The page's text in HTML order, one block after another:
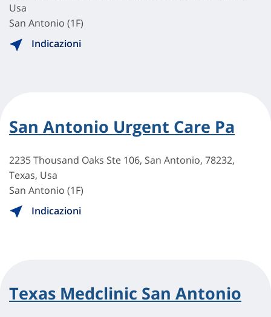
Usa
San Antonio (1F)
Indicazioni
San Antonio Urgent Care Pa
2235 Thousand Oaks Ste 106, San Antonio, 78232,
Texas, Usa
San Antonio (1F)
Indicazioni
Texas Medclinic San Antonio